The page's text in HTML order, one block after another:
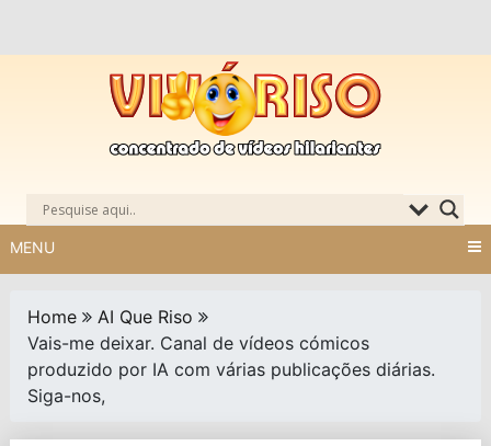
MENU
Home
AI Que Riso
Vais-me deixar. Canal de vídeos cómicos
produzido por IA com várias publicações diárias.
Siga-nos,